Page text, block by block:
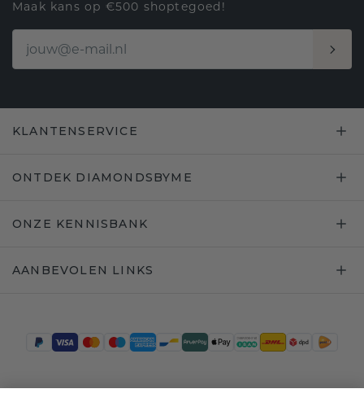
Maak kans op €500 shoptegoed!
KLANTENSERVICE
ONTDEK DIAMONDSBYME
ONZE KENNISBANK
AANBEVOLEN LINKS